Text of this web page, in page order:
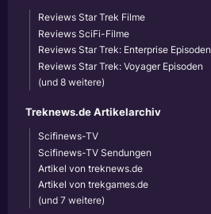
Reviews Star Trek Filme
Reviews SciFi-Filme
Reviews Star Trek: Enterprise Episoden
Reviews Star Trek: Voyager Episoden
(und 8 weitere)
Treknews.de Artikelarchiv
Scifinews-TV
Scifinews-TV Sendungen
Artikel von treknews.de
Artikel von trekgames.de
(und 7 weitere)